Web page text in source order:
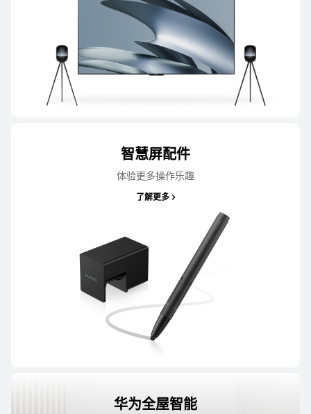
智慧屏配件
体验更多操作乐趣
了解更多
华为全屋智能